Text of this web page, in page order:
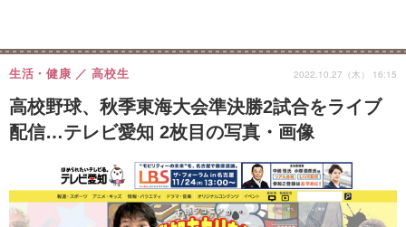
高校野球、秋季東海大会準決勝2試合をライブ
配信…テレビ愛知 2枚目の写真・画像
生活・健康 高校生 2022.10.27（木） 16:15